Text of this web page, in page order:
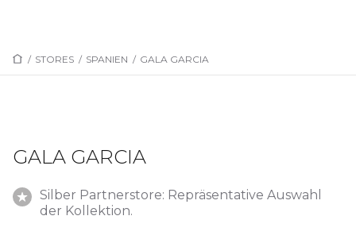
/ STORES / SPANIEN / GALA GARCIA
GALA GARCIA
Silber Partnerstore: Repräsentative Auswahl
der Kollektion.